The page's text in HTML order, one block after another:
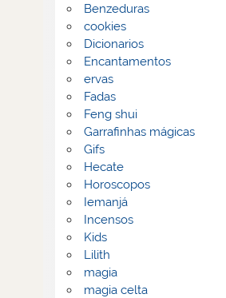
Benzeduras
cookies
Dicionarios
Encantamentos
ervas
Fadas
Feng shui
Garrafinhas mágicas
Gifs
Hecate
Horoscopos
Iemanjá
Incensos
Kids
Lilith
magia
magia celta